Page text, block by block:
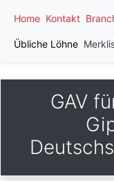
Home Kontakt
Übliche Löhne
GAV